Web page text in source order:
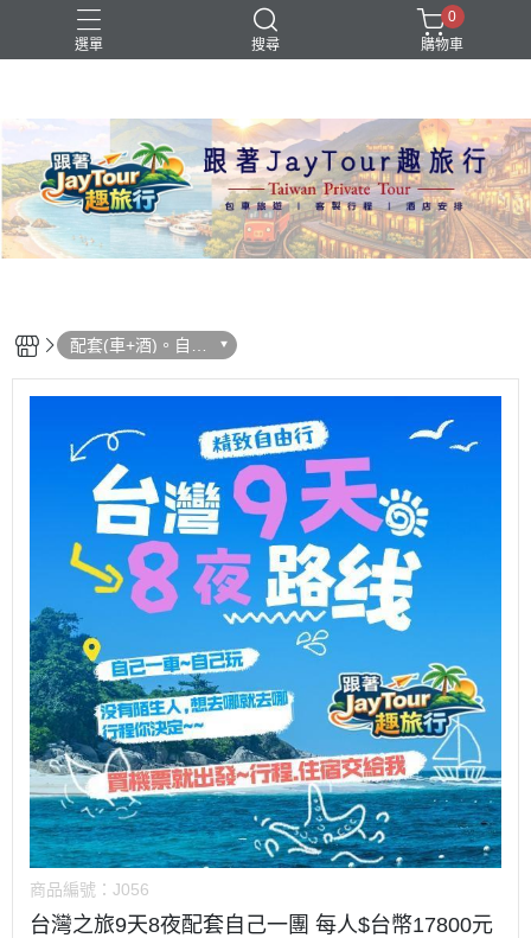
選單 搜尋
0
購物車
配套(車+酒)。自由
行
商品編號： J056
台灣之旅9天8夜配套自己一團 每人$台幣17800元